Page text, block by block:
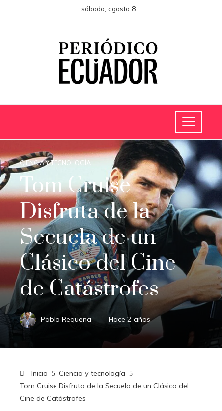
sábado, agosto 8
CIENCIA Y TECNOLOGÍA
Tom Cruise
Disfruta de la
Secuela de un
Clásico del Cine
de Catástrofes
Pablo Requena Hace 2 años
Inicio
Ciencia y tecnología
Tom Cruise Disfruta de la Secuela de un Clásico del
Cine de Catástrofes